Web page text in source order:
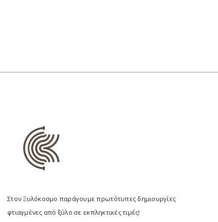
Στον Ξυλόκοσμο παράγουμε πρωτότυπες δημιουργίες
φτιαγμένες από ξύλο σε εκπληκτικές τιμές!